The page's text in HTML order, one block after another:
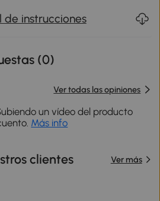
de instrucciones
(0)
Ver todas las opiniones
un vídeo del producto
Más info
clientes Ver más